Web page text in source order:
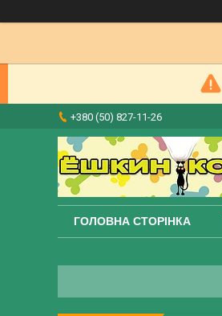
+380 (50) 827-11-26
ГОЛОВНА СТОРІНКА